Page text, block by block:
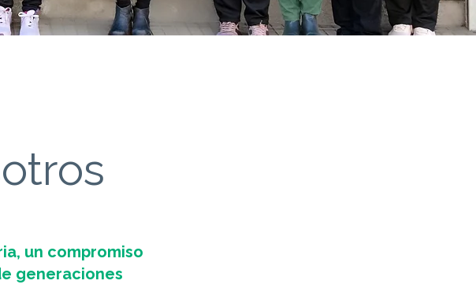
un compromiso
generaciones